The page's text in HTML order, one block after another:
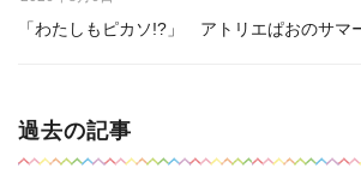
「わたしもピカソ!?」 アトリエぱおのサマ
過去の記事